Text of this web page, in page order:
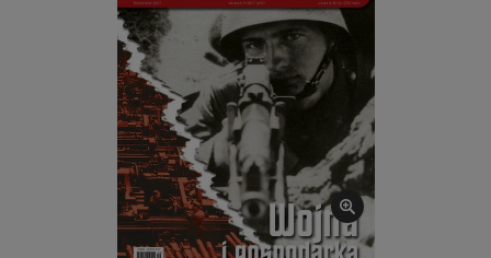
hobby, sport, rozrywka
komputery, internet, technologie, informatyka
kobiece, lifestyle, kultura
polityka, społeczno-informacyjne
psychologiczne
popularno-naukowe